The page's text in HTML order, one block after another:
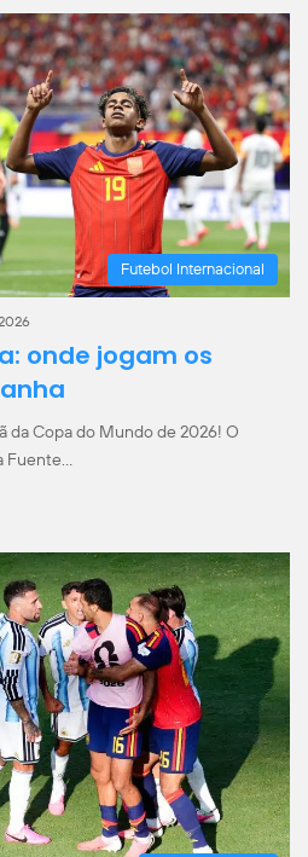
Futebol Internacional
onde jogam os
da Copa do Mundo de 2026! O